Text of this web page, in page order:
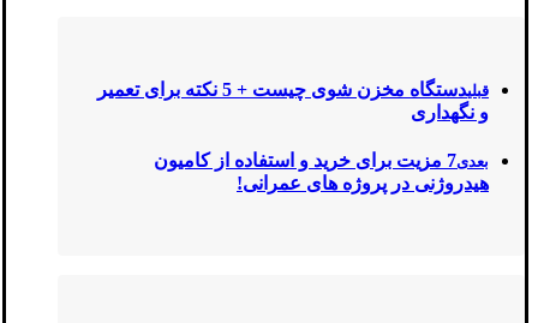
قبلی
دستگاه مخزن شوی چیست + 5 نکته برای تعمیر
و نگهداری
بعدی
7 مزیت برای خرید و استفاده از کامیون
هیدروژنی در پروژه های عمرانی!